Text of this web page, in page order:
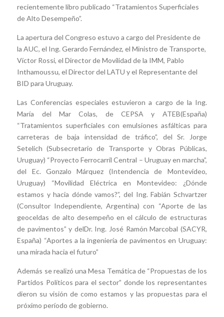
recientemente libro publicado “Tratamientos Superficiales
de Alto Desempeño”.
La apertura del Congreso estuvo a cargo del Presidente de
la AUC, el Ing. Gerardo Fernández, el Ministro de Transporte,
Víctor Rossi, el Director de Movilidad de la IMM, Pablo
Inthamoussu, el Director del LATU y el Representante del
BID para Uruguay.
Las Conferencias especiales estuvieron a cargo de la Ing.
María delMar Colas, de CEPSA y ATEB(España)
“Tratamientos superficiales con emulsiones asfálticas para
carreteras de baja intensidad de tráfico”, del Sr. Jorge
Setelich (Subsecretario de Transporte y Obras Públicas,
Uruguay) “Proyecto Ferrocarril Central – Uruguay en marcha”,
del Ec. Gonzalo Márquez (Intendencia de Montevideo,
Uruguay) “Movilidad Eléctrica en Montevideo: ¿Dónde
estamos y hacia dónde vamos?”, del Ing. Fabián Schvartzer
(Consultor Independiente, Argentina) con “Aporte de las
geoceldas de alto desempeño en el cálculo de estructuras
de pavimentos” y delDr. Ing. José Ramón Marcobal (SACYR,
España) “Aportes a la ingeniería de pavimentos en Uruguay:
una mirada hacia el futuro”
Además se realizó una Mesa Temática de “Propuestas de los
Partidos Políticos para el sector” donde los representantes
dieron su visión de como estamos y las propuestas para el
próximo período de gobierno.